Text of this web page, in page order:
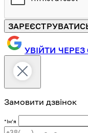
УВІЙТИ ЧЕРЕЗ
Замовити дзвінок
*Імʼя